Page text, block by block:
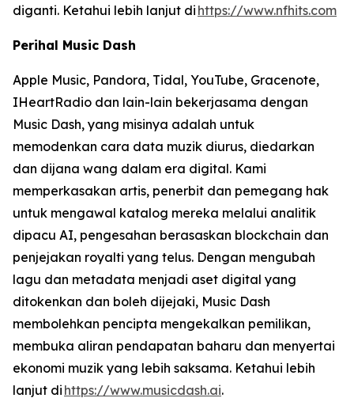
diganti. Ketahui lebih lanjut di https://www.nfhits.com
Perihal Music Dash
Apple Music, Pandora, Tidal, YouTube, Gracenote,
IHeartRadio dan lain-lain bekerjasama dengan
Music Dash, yang misinya adalah untuk
memodenkan cara data muzik diurus, diedarkan
dan dijana wang dalam era digital. Kami
memperkasakan artis, penerbit dan pemegang hak
untuk mengawal katalog mereka melalui analitik
dipacu AI, pengesahan berasaskan blockchain dan
penjejakan royalti yang telus. Dengan mengubah
lagu dan metadata menjadi aset digital yang
ditokenkan dan boleh dijejaki, Music Dash
membolehkan pencipta mengekalkan pemilikan,
membuka aliran pendapatan baharu dan menyertai
ekonomi muzik yang lebih saksama. Ketahui lebih
lanjut di https://www.musicdash.ai.